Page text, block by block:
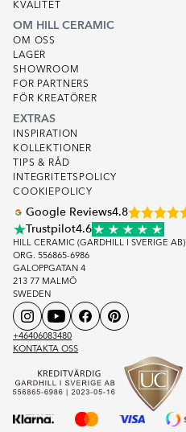
KVALITET
OM HILL CERAMIC
OM OSS
LAGER
SHOWROOM
FOR PARTNERS
FÖR KREATÖRER
EXTRAS
INSPIRATION
KOLLEKTIONER
TIPS & RÅD
INTEGRITETSPOLICY
COOKIEPOLICY
Google Reviews4.8
Trustpilot4.6
HILL CERAMIC (GARDHILL I SVERIGE AB)
ORG. 556865-6986
GALOPPGATAN 4
213 77 MALMÖ
SWEDEN
+46406083480
KONTAKTA OSS